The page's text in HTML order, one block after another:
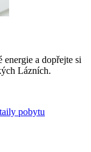
a dopřejte si
Lázních.
pobytu